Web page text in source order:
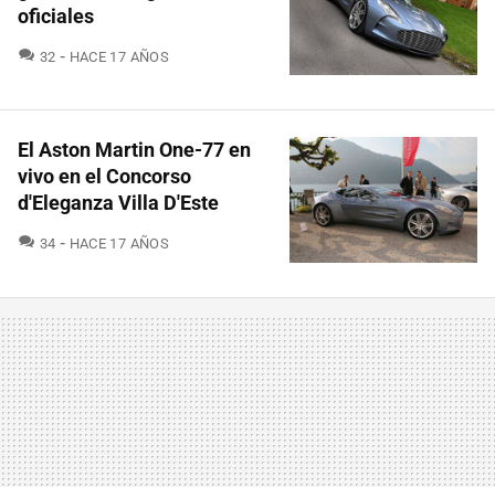
oficiales
32 COMENTARIOS
HACE 17 AÑOS
El Aston Martin One-77 en
vivo en el Concorso
d'Eleganza Villa D'Este
34 COMENTARIOS
HACE 17 AÑOS